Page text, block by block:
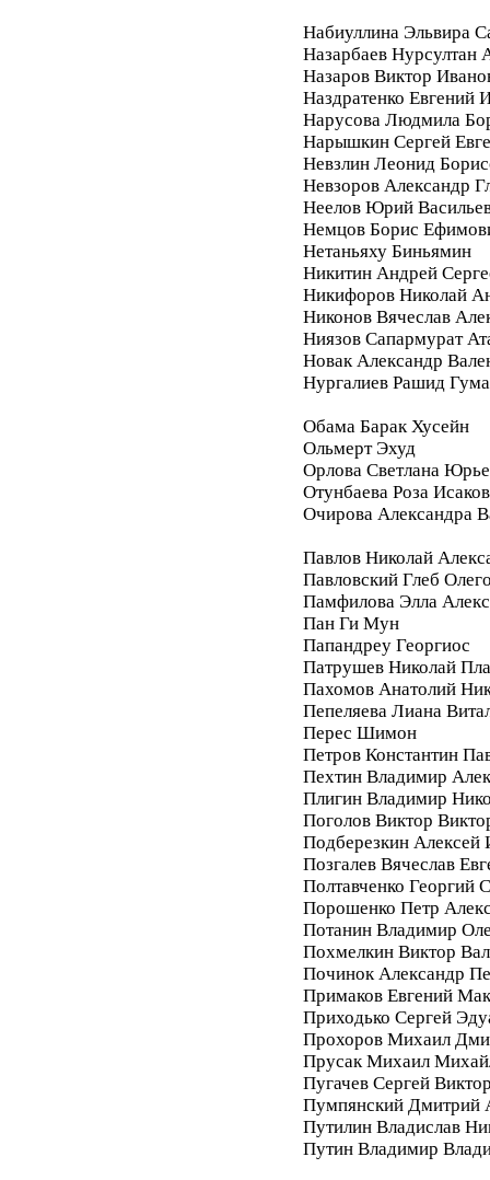
Набиуллина Эльвира
Назарбаев Нурсултан
Назаров Виктор
Наздратенко Евгений
Нарусова Людмила
Нарышкин Сергей
Невзлин Леонид
Невзоров Александр
Неелов Юрий
Немцов Борис
Нетаньяху Биньямин
Никитин Андрей
Никифоров Николай
Никонов Вячеслав
Ниязов Сапармурат
Новак Александр
Нургалиев Рашид
Обама Барак Хусейн
Ольмерт Эхуд
Орлова Светлана
Отунбаева Роза
Очирова Александра
Павлов Николай
Павловский Глеб
Памфилова Элла
Пан Ги Мун
Папандреу Георгиос
Патрушев Николай
Пахомов Анатолий
Пепеляева Лиана
Перес Шимон
Петров Константин
Пехтин Владимир
Плигин Владимир
Поголов Виктор
Подберезкин Алексей
Позгалев Вячеслав
Полтавченко Георгий
Порошенко Петр
Потанин Владимир
Похмелкин Виктор
Починок Александр
Примаков Евгений
Приходько Сергей
Прохоров Михаил
Прусак Михаил
Пугачев Сергей
Пумпянский Дмитрий
Путилин Владислав
Путин Владимир